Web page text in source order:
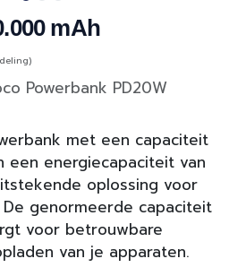
mAh
Powerbank PD20W
met een capaciteit
een energiecapaciteit van
oplossing voor
genormeerde capaciteit
voor betrouwbare
van je apparaten.